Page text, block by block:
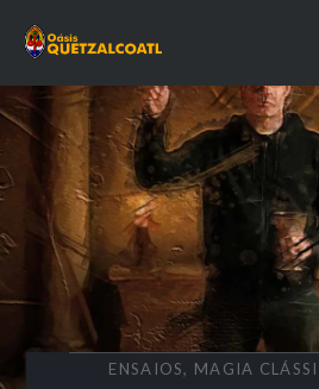
para
ENSAIOS, MAGIA